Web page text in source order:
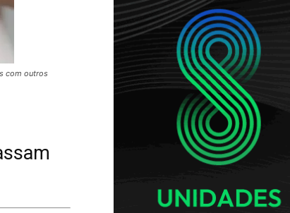
com outros